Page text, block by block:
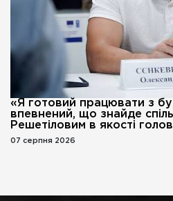
«Я готовий працювати з
впевнений, що знайде
Решетіловим в якості
07 серпня 2026